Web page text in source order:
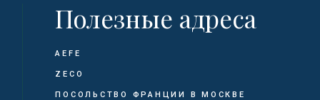
Полезные адреса
AEFE
ZECO
ПОСОЛЬСТВО ФРАНЦИИ В МОСКВЕ